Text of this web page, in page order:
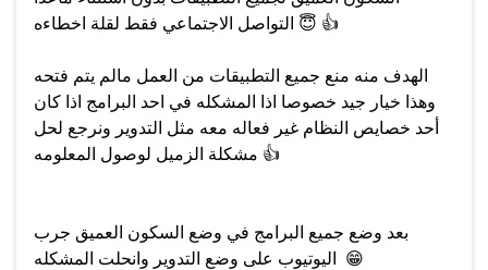
😇 👍
الهدف منه منع جميع التطبيقات من العمل مالم يتم فتحه
وهذا خيار جيد خصوصا اذا المشكله في احد البرامج اذا كان
أحد خصايص النظام غير فعاله معه مثل التدوير ونرجع لحل
👍
بعد وضع جميع البرامج في وضع السكون العميق جرب
😁